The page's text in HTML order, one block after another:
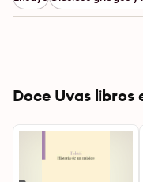
Doce Uvas libros